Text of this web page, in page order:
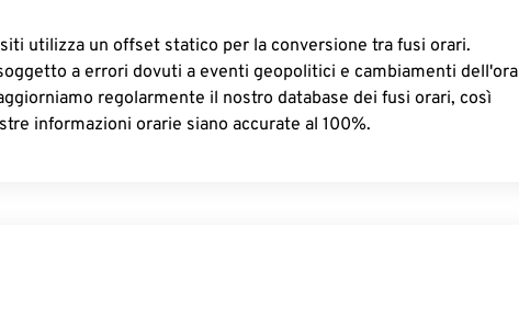
utilizza un offset statico per la conversione tra fusi orari.
a errori dovuti a eventi geopolitici e cambiamenti dell'ora
regolarmente il nostro database dei fusi orari, così
informazioni orarie siano accurate al 100%.